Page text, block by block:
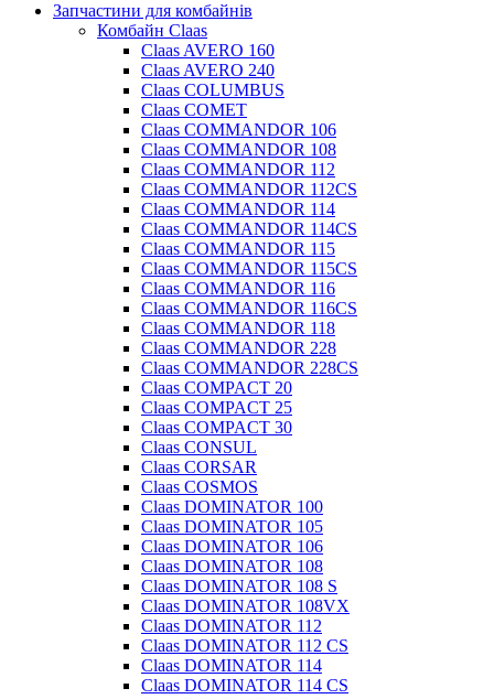
Запчастини для комбайнів
Комбайн Claas
Claas AVERO 160
Claas AVERO 240
Claas COLUMBUS
Claas COMET
Claas COMMANDOR 106
Claas COMMANDOR 108
Claas COMMANDOR 112
Claas COMMANDOR 112CS
Claas COMMANDOR 114
Claas COMMANDOR 114CS
Claas COMMANDOR 115
Claas COMMANDOR 115CS
Claas COMMANDOR 116
Claas COMMANDOR 116CS
Claas COMMANDOR 118
Claas COMMANDOR 228
Claas COMMANDOR 228CS
Claas COMPACT 20
Claas COMPACT 25
Claas COMPACT 30
Claas CONSUL
Claas CORSAR
Claas COSMOS
Claas DOMINATOR 100
Claas DOMINATOR 105
Claas DOMINATOR 106
Claas DOMINATOR 108
Claas DOMINATOR 108 S
Claas DOMINATOR 108VX
Claas DOMINATOR 112
Claas DOMINATOR 112 CS
Claas DOMINATOR 114
Claas DOMINATOR 114 CS